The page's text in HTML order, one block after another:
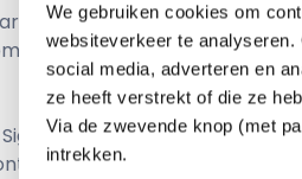
We gebruiken cookies om
websiteverkeer te
social media, adverteren en
ze heeft verstrekt of die ze
Via de zwevende knop (met
intrekken.
is bij Signify een
dit de zoveelste
Signify om op zeer korte
onderhouden met de